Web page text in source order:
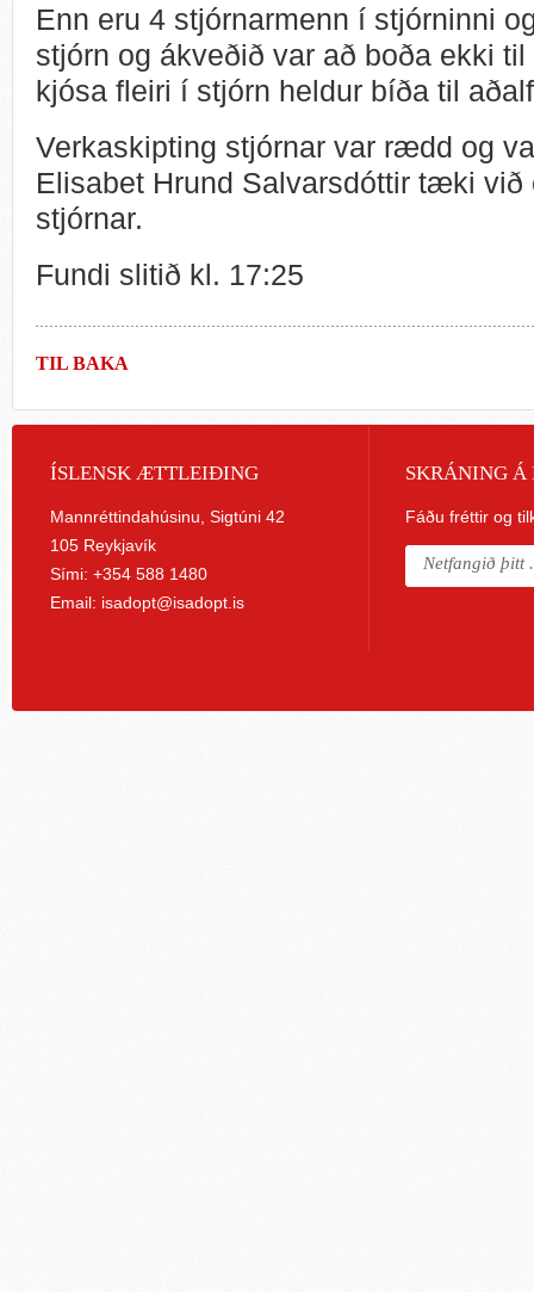
Enn eru 4 stjórnarmenn í stjórninni
stjórn og ákveðið var að boða ekki
kjósa fleiri í stjórn heldur bíða til
Verkaskipting stjórnar var rædd og
Elisabet Hrund Salvarsdóttir tæki
stjórnar.
Fundi slitið kl. 17:25
TIL BAKA
ÍSLENSK ÆTTLEIÐING
Mannréttindahúsinu, Sigtúni 42
105 Reykjavík
Sími: +354 588 1480
Email: isadopt@isadopt.is
SKRÁNING Á
Fáðu fréttir og